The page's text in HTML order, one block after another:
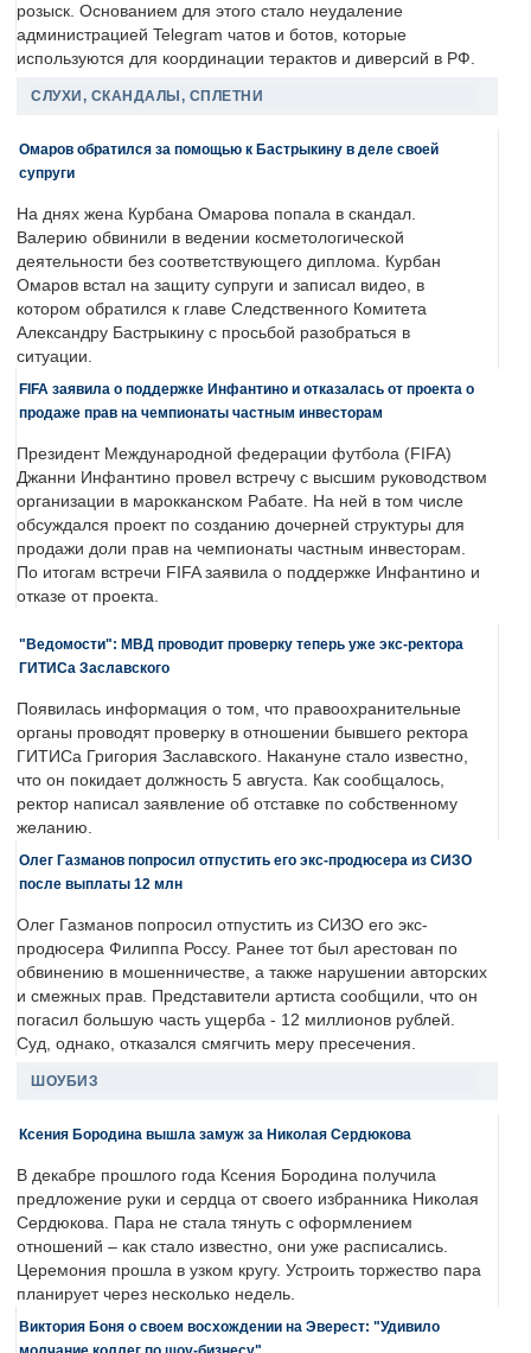
розыск. Основанием для этого стало неудаление
администрацией Telegram чатов и ботов, которые
используются для координации терактов и диверсий в РФ.
СЛУХИ, СКАНДАЛЫ, СПЛЕТНИ
Омаров обратился за помощью к Бастрыкину в деле своей
супруги
На днях жена Курбана Омарова попала в скандал.
Валерию обвинили в ведении косметологической
деятельности без соответствующего диплома. Курбан
Омаров встал на защиту супруги и записал видео, в
котором обратился к главе Следственного Комитета
Александру Бастрыкину с просьбой разобраться в
ситуации.
FIFA заявила о поддержке Инфантино и отказалась от проекта о
продаже прав на чемпионаты частным инвесторам
Президент Международной федерации футбола (FIFA)
Джанни Инфантино провел встречу с высшим руководством
организации в марокканском Рабате. На ней в том числе
обсуждался проект по созданию дочерней структуры для
продажи доли прав на чемпионаты частным инвесторам.
По итогам встречи FIFA заявила о поддержке Инфантино и
отказе от проекта.
"Ведомости": МВД проводит проверку теперь уже экс-ректора
ГИТИСа Заславского
Появилась информация о том, что правоохранительные
органы проводят проверку в отношении бывшего ректора
ГИТИСа Григория Заславского. Накануне стало известно,
что он покидает должность 5 августа. Как сообщалось,
ректор написал заявление об отставке по собственному
желанию.
Олег Газманов попросил отпустить его экс-продюсера из СИЗО
после выплаты 12 млн
Олег Газманов попросил отпустить из СИЗО его экс-
продюсера Филиппа Россу. Ранее тот был арестован по
обвинению в мошенничестве, а также нарушении авторских
и смежных прав. Представители артиста сообщили, что он
погасил большую часть ущерба - 12 миллионов рублей.
Суд, однако, отказался смягчить меру пресечения.
ШОУБИЗ
Ксения Бородина вышла замуж за Николая Сердюкова
В декабре прошлого года Ксения Бородина получила
предложение руки и сердца от своего избранника Николая
Сердюкова. Пара не стала тянуть с оформлением
отношений – как стало известно, они уже расписались.
Церемония прошла в узком кругу. Устроить торжество пара
планирует через несколько недель.
Виктория Боня о своем восхождении на Эверест: "Удивило